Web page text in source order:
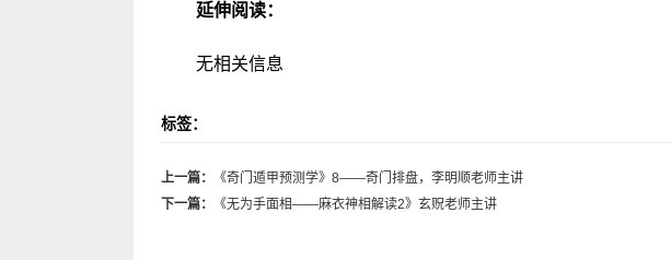
延伸阅读：
无相关信息
标签：
上一篇：
《奇门遁甲预测学》8——奇门排盘，李明顺老师主讲
下一篇：
《无为手面相——麻衣神相解读2》玄贶老师主讲